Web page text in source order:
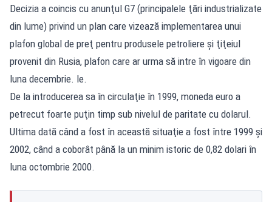
Decizia a coincis cu anunţul G7 (principalele ţări industrializate
din lume) privind un plan care vizează implementarea unui
plafon global de preţ pentru produsele petroliere şi ţiţeiul
provenit din Rusia, plafon care ar urma să intre în vigoare din
luna decembrie. le.
De la introducerea sa în circulaţie în 1999, moneda euro a
petrecut foarte puţin timp sub nivelul de paritate cu dolarul.
Ultima dată când a fost în această situaţie a fost între 1999 şi
2002, când a coborât până la un minim istoric de 0,82 dolari în
luna octombrie 2000.